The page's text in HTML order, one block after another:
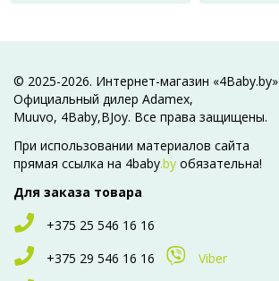
© 2025-2026. Интернет-магазин «4Baby.by»
Официальный дилер Adamex,
Muuvo, 4Baby,BJoy. Все права защищены.
При использовании материалов сайта
прямая ссылка на 4baby.by обязательна!
Для заказа товара
+375 25 546 16 16
+375 29 546 16 16
Viber